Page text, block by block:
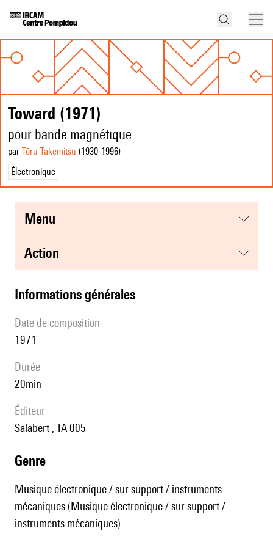
Toward (1971)
pour bande magnétique
par Tōru Takemitsu (1930-1996)
Électronique
menu
action
informations générales
date de composition
1971
durée
20min
éditeur
Salabert , TA 005
genre
Musique électronique / sur support / instruments
mécaniques (Musique électronique / sur support /
instruments mécaniques)